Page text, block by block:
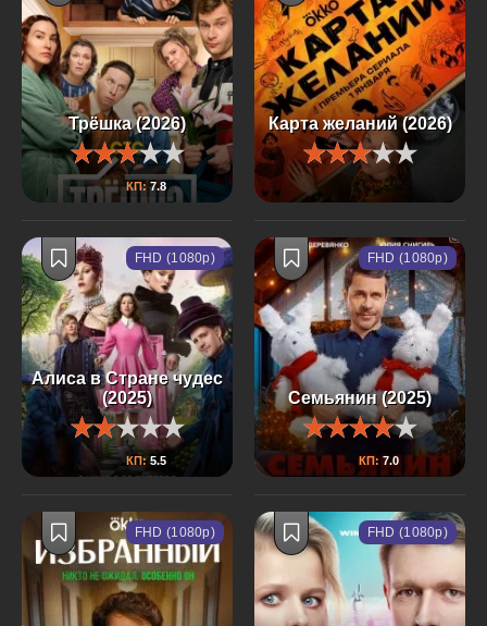
Трёшка (2026)
КП:7.8
Карта желаний (2026)
Алиса в Стране чудес
(2025)
КП:5.5
FHD (1080p)
Семьянин (2025)
КП: 7.0
FHD (1080p)
FHD (1080p) FHD (1080p)